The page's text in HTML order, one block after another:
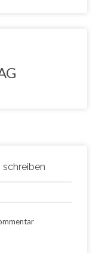
schreiben